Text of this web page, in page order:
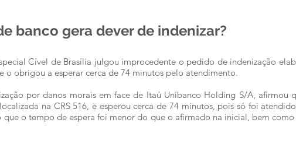
banco gera dever de indenizar?
Cível de Brasília julgou improcedente o pedido de indenização
o obrigou a esperar cerca de 74 minutos pelo atendimento.
por danos morais em face de Itaú Unibanco Holding S/A, afirmou
na CRS 516, e esperou cerca de 74 minutos, pois só foi
que o tempo de espera foi menor do que o afirmado na inicial, bem